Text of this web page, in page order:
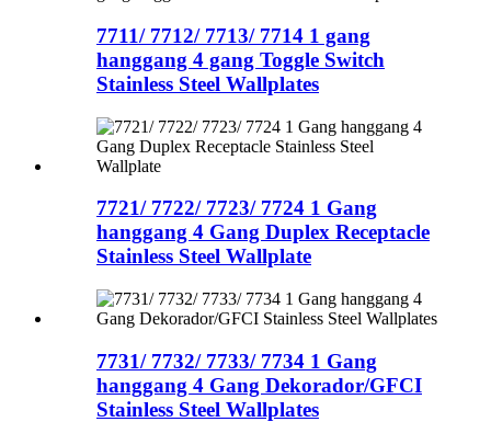
7711/ 7712/ 7713/ 7714 1 gang
hanggang 4 gang Toggle Switch
Stainless Steel Wallplates
7721/ 7722/ 7723/ 7724 1 Gang
hanggang 4 Gang Duplex Receptacle
Stainless Steel Wallplate
7731/ 7732/ 7733/ 7734 1 Gang
hanggang 4 Gang Dekorador/GFCI
Stainless Steel Wallplates